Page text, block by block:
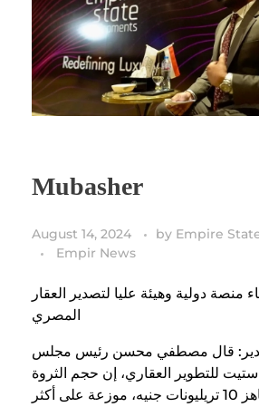
Mubasher
August 14, 2024 by Empire
Empir News
منصة دولية وهيئة عليا لتصدير العقار
المصري
بدير: قال مصطفي محسن رئيس مجلس
ستيت للتطوير العقاري، إن حجم الثروة
لعقارية في مصر يناهز 10 تريليونات جنيه، موزعة على أكثر